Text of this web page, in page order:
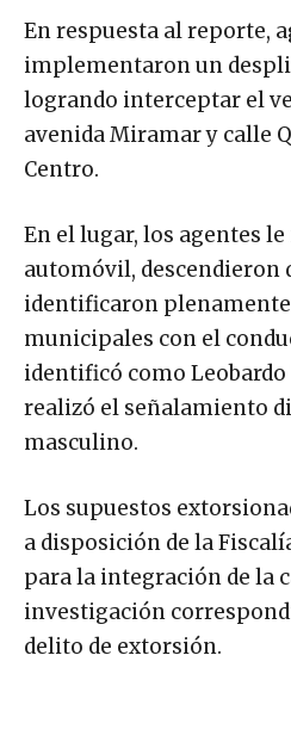
En respuesta al reporte,
implementaron un
logrando interceptar el
avenida Miramar y calle
Centro.
En el lugar, los agentes
automóvil, descendieron
identificaron
municipales con el
identificó como Leobardo
realizó el señalamiento
masculino.
Los supuestos
a disposición de la
para la integración de la
investigación
delito de extorsión.